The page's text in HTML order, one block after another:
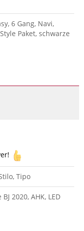
6 Gang, Navi,
Paket, schwarze
Tipo
2020, AHK, LED